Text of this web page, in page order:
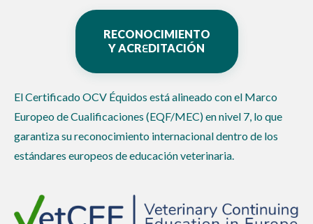
RECONOCIMIENTO
Y ACREDITACIÓN
El Certificado OCV Équidos está alineado con el Marco
Europeo de Cualificaciones (EQF/MEC) en nivel 7, lo que
garantiza su reconocimiento internacional dentro de los
estándares europeos de educación veterinaria.